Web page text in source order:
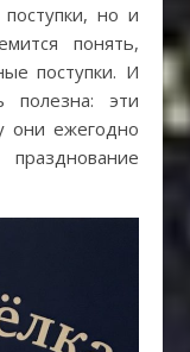
но и
понять,
поступки. И
полезна: эти
они ежегодно